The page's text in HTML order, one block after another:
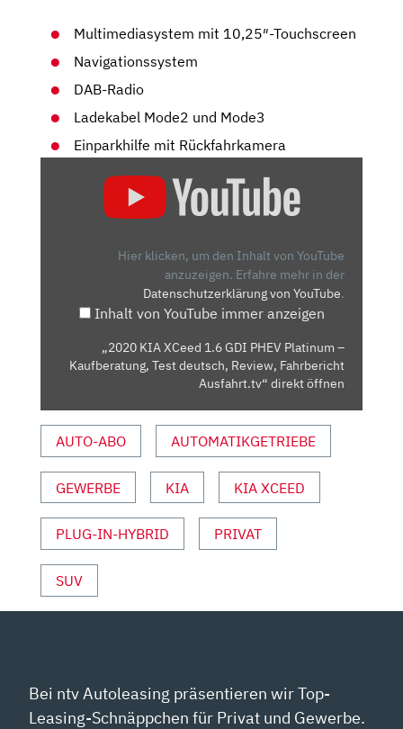
Multimediasystem mit 10,25″-Touchscreen
Navigationssystem
DAB-Radio
Ladekabel Mode2 und Mode3
Einparkhilfe mit Rückfahrkamera
KAUFBERATUNG,
TEST
FAHRBERICHT
AUSFAHRT.TV“
VON
YOUTUBE
Hier klicken, um den Inhalt von YouTube
anzuzeigen. Erfahre mehr in der
Datenschutzerklärung von YouTube.
Inhalt von YouTube immer anzeigen
„2020 KIA XCeed 1.6 GDI PHEV Platinum –
Kaufberatung, Test deutsch, Review, Fahrbericht
Ausfahrt.tv“ direkt öffnen
AUTO-ABO AUTOMATIKGETRIEBE
GEWERBE KIA KIA XCEED
PLUG-IN-HYBRID PRIVAT
SUV
Bei ntv Autoleasing präsentieren wir Top-
Leasing-Schnäppchen für Privat und Gewerbe.